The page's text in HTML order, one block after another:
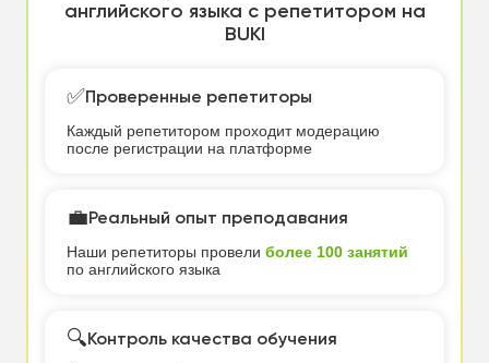
английского языка с репетитором на
BUKI
✅Проверенные репетиторы
Каждый репетитором проходит модерацию
после регистрации на платформе
💼Реальный опыт преподавания
Наши репетиторы провели более 100 занятий
по английского языка
🔍Контроль качества обучения